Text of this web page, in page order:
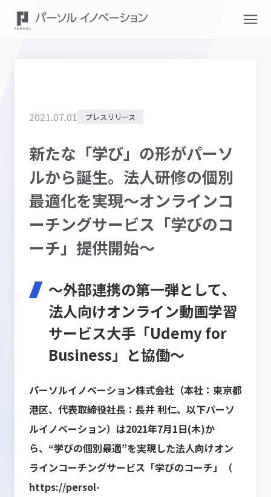
2021.07.01 プレスリリース
新たな「学び」の形がパーソ
ルから誕生。法人研修の個別
最適化を実現～オンラインコ
ーチングサービス「学びのコ
ーチ」提供開始～
～外部連携の第一弾として、
法人向けオンライン動画学習
サービス大手「Udemy for
Business」と協働～
パーソルイノベーション株式会社（本社：東京都
港区、代表取締役社長：長井 利仁、以下パーソ
ルイノベーション）は2021年7月1日(木)か
ら、“学びの個別最適”を実現した法人向けオン
ラインコーチングサービス「学びのコーチ」（
https://persol-